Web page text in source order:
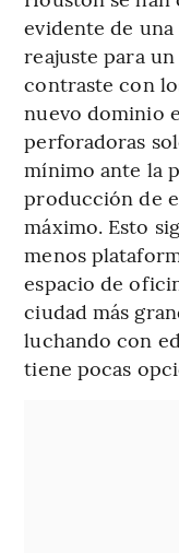
evidente de
reajuste para
contraste con
nuevo dominio
perforadoras
mínimo ante la
producción de
máximo. Esto
menos
espacio de
ciudad más
luchando con
tiene pocas